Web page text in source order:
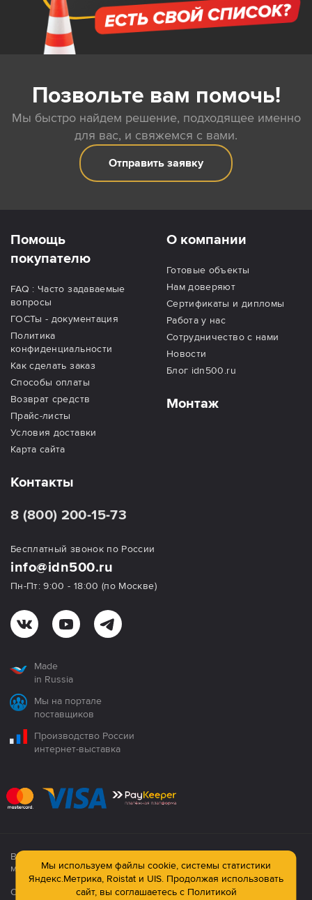
Позвольте вам помочь!
Мы быстро найдем решение, подходящее именно
для вас, и свяжемся с вами.
Отправить заявку
Помощь
покупателю
FAQ : Часто задаваемые
вопросы
ГОСТы - документация
Политика
конфиденциальности
Как сделать заказ
Способы оплаты
Возврат средств
Прайс-листы
Условия доставки
Карта сайта
О компании
Готовые объекты
Нам доверяют
Сертификаты и дипломы
Работа у нас
Сотрудничество с нами
Новости
Блог idn500.ru
Монтаж
Контакты
8 (800) 200-15-73
Бесплатный звонок по России
info@idn500.ru
Пн-Пт: 9:00 - 18:00 (по Москве)
Made
in Russia
Мы на портале
поставщиков
Производство России
интернет-выставка
Все продукция сертифицирована. Использование
материалов сайта строго запрещено!
Официальный сайт компании: © ООО ПК «Технология»,
Мы используем файлы cookie, системы статистики
Яндекс.Метрика, Roistat и UIS. Продолжая использовать
сайт, вы соглашаетесь с Политикой